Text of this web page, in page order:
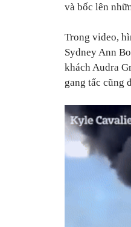
và bốc lên
Trong video,
Sydney Ann
khách Audra
gang tấc cũng